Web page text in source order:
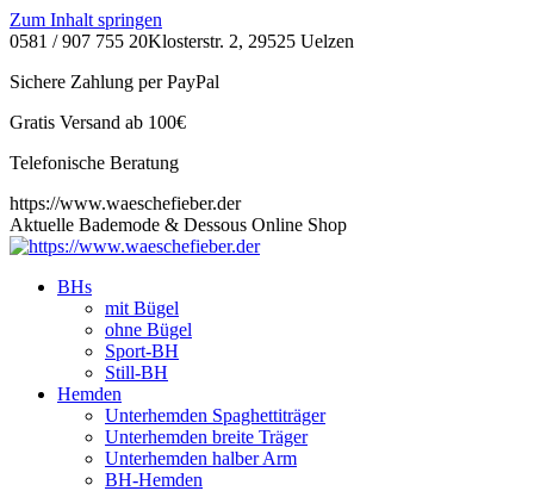
Zum Inhalt springen
0581 / 907 755 20Klosterstr. 2, 29525 Uelzen
Sichere Zahlung per PayPal
Gratis Versand ab 100€
Telefonische Beratung
https://www.waeschefieber.der
Aktuelle Bademode & Dessous Online Shop
BHs
mit Bügel
ohne Bügel
Sport-BH
Still-BH
Hemden
Unterhemden Spaghettiträger
Unterhemden breite Träger
Unterhemden halber Arm
BH-Hemden